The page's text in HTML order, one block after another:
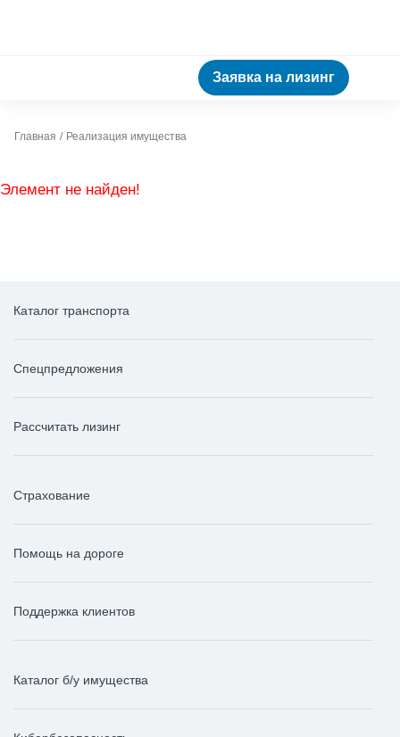
Заявка на лизинг
Главная Реализация имущества
Элемент не найден!
Каталог транспорта
Спецпредложения
Рассчитать лизинг
Страхование
Помощь на дороге
Поддержка клиентов
Каталог б/у имущества